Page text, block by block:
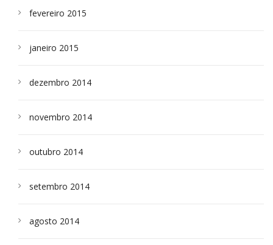
fevereiro 2015
janeiro 2015
dezembro 2014
novembro 2014
outubro 2014
setembro 2014
agosto 2014